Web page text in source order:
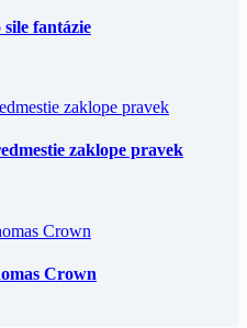
fantázie
zaklope pravek
Crown